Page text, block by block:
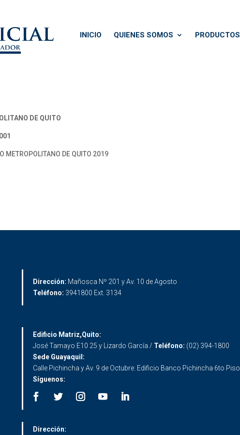
INICIO QUIENES SOMOS PRODUCTOS
DE QUITO
METROPOLITANO DE QUITO 2019
Dirección: Mañosca Nº 201 y Av. 10 de Agosto
Teléfono: 3941800 Ext. 3134
Edificio Matriz,Quito:
José Tamayo E10 25 y Lizardo García / Teléfono: (02) 394-1800
Sede Guayaquil:
Calle Pichincha y Av. 9 de Octubre. Edificio Banco Pichincha 6to Piso
Síguenos:
Dirección: